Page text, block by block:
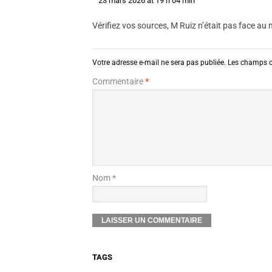
Vérifiez vos sources, M Ruiz n’était pas face
Votre adresse e-mail ne sera pas publiée. Les champs
Commentaire*
Nom *
TAGS